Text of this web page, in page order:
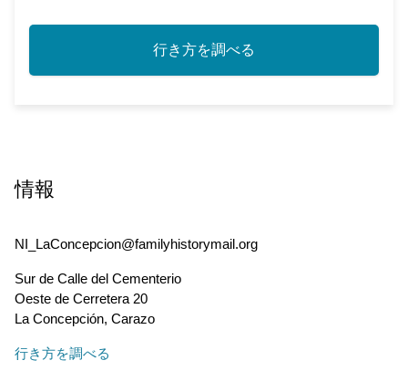
行き方を調べる
情報
NI_LaConcepcion@familyhistorymail.org
Sur de Calle del Cementerio
Oeste de Cerretera 20
La Concepción, Carazo
行き方を調べる